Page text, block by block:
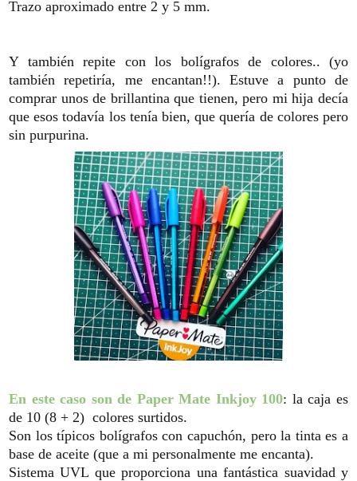
Trazo aproximado entre 2 y 5 mm.
Y también repite con los bolígrafos de colores.. (yo
también repetiría, me encantan!!). Estuve a punto de
comprar unos de brillantina que tienen, pero mi hija decía
que esos todavía los tenía bien, que quería de colores pero
sin purpurina.
En este caso son de Paper Mate Inkjoy 100: la caja es
de 10 (8 + 2) colores surtidos.
Son los típicos bolígrafos con capuchón, pero la tinta es a
base de aceite (que a mi personalmente me encanta).
Sistema UVL que proporciona una fantástica suavidad y